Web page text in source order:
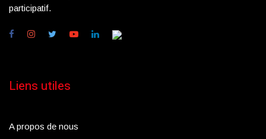
participatif.
Liens utiles
A propos de nous